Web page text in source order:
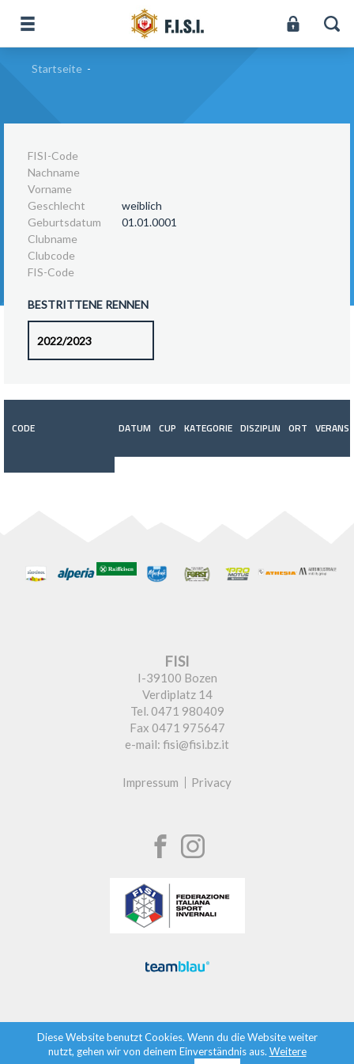
Startseite -
FISI-Code
Nachname
Vorname
Geschlecht
weiblich
Geburtsdatum
01.01.0001
Clubname
Clubcode
FIS-Code
BESTRITTENE RENNEN
CODE DATUM CUP KATEGORIE DISZIPLIN ORT
FISI
I-39100 Bozen
Verdiplatz 14
Tel. 0471 980409
Fax 0471 975647
e-mail: fisi@fisi.bz.it
Impressum Privacy
Diese Website benutzt Cookies. Wenn du die Website weiter
nutzt, gehen wir von deinem Einverständnis aus. Weitere